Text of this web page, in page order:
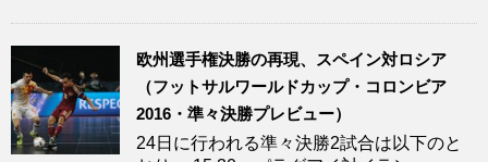
欧州選手権決勝の再現、スペイン対ロシア
（フットサルワールドカップ・コロンビア
2016・準々決勝プレビュー）
24日に行われる準々決勝2試合は以下のと